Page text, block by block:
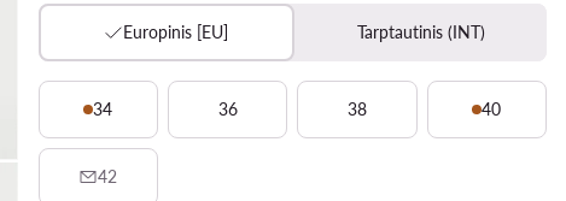
Europinis [EU] Tarptautinis (INT)
34 36 38 40
42